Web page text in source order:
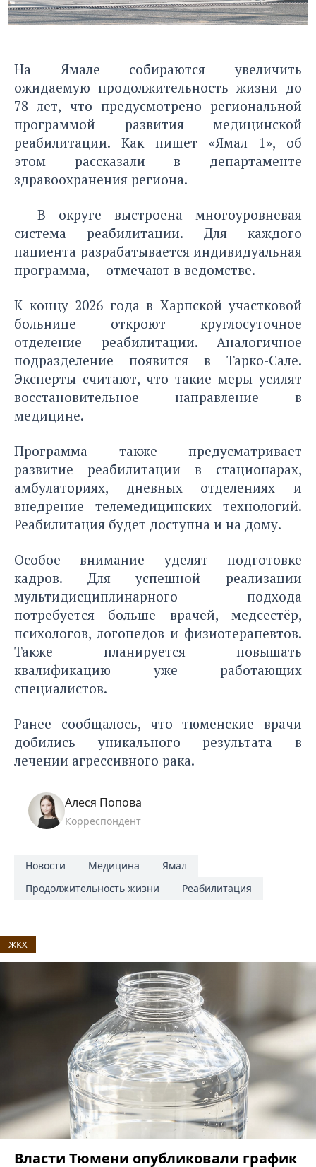
На Ямале собираются увеличить
ожидаемую продолжительность жизни до
78 лет, что предусмотрено региональной
программой развития медицинской
реабилитации. Как пишет «Ямал 1 », об
этом рассказали в департаменте
здравоохранения региона.
— В округе выстроена многоуровневая
система реабилитации. Для каждого
пациента разрабатывается индивидуальная
программа, — отмечают в ведомстве.
К концу 2026 года в Харпской участковой
больнице откроют круглосуточное
отделение реабилитации. Аналогичное
подразделение появится в Тарко-Сале.
Эксперты считают, что такие меры усилят
восстановительное направление в
медицине.
Программа также предусматривает
развитие реабилитации в стационарах,
амбулаториях, дневных отделениях и
внедрение телемедицинских технологий.
Реабилитация будет доступна и на дому.
Особое внимание уделят подготовке
кадров. Для успешной реализации
мультидисциплинарного подхода
потребуется больше врачей, медсестёр,
психологов, логопедов и физиотерапевтов.
Также планируется повышать
квалификацию уже работающих
специалистов.
Ранее сообщалось, что тюменские врачи
добились уникального результата в
лечении агрессивного рака.
Алеся Попова
Корреспондент
Новости Медицина
Ямал
Продолжительность жизни
Реабилитация
ЖКХ
Власти Тюмени опубликовали график